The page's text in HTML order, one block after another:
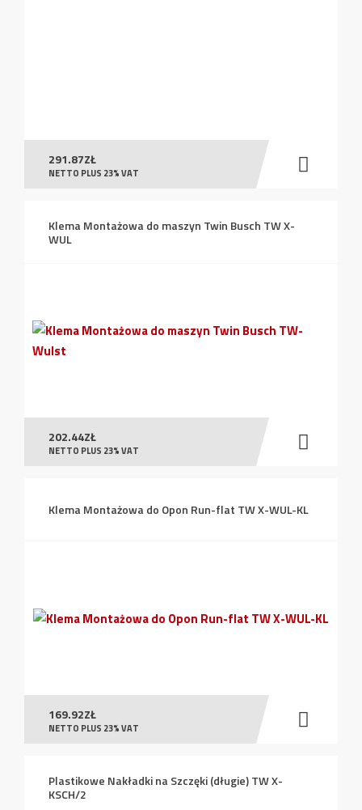
291.87ZŁ
NETTO PLUS 23% VAT
Klema Montażowa do maszyn Twin Busch TW X-
WUL
202.44ZŁ
NETTO PLUS 23% VAT
Klema Montażowa do Opon Run-flat TW X-WUL-KL
169.92ZŁ
NETTO PLUS 23% VAT
Plastikowe Nakładki na Szczęki (długie) TW X-
KSCH/2